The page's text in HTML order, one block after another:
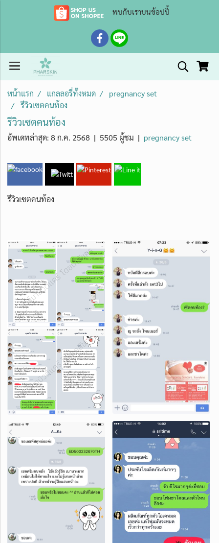
พบกับเราบนช้อปปี้
หน้าแรก แกลลอรี่ทั้งหมด
pregnancy set
รีวิวเซตคนท้อง
รีวิวเซตคนท้อง
อัพเดทล่าสุด: 8 ก.ค. 2568 | 5505 ผู้ชม | pregnancy set
รีวิวเซตคนท้อง